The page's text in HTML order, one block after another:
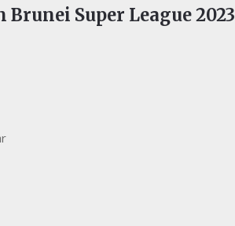
Brunei Super League 2023